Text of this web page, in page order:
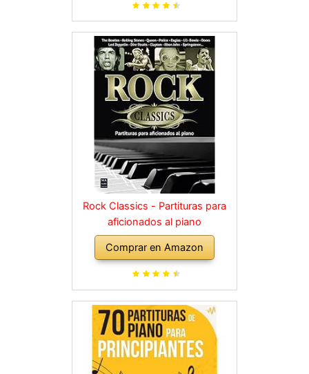
Rock Classics - Partituras para
aficionados al piano
Comprar en Amazon